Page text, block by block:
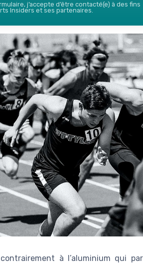
j’accepte d’être contacté(e) à des fins
Insiders et ses partenaires.
à l’aluminium qui